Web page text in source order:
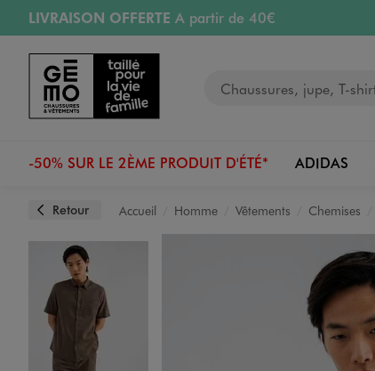
Aller au contenu principal
Aller à la navigation
LIVRAISON OFFERTE A partir de 40€
RETRAIT ET LIVRAISON OFFERTE
RÉSERVATION GRATUITE
4h en magasin
Retours OFFERTSpendant 30 jours
-50% SUR LE 2ÈME PRODUIT D'ÉTÉ* ADIDAS
Retour Accueil Homme Vêtements Chemises